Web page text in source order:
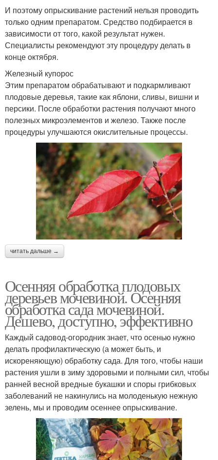
И поэтому опрыскивание растений нельзя проводить
только одним препаратом. Средство подбирается в
зависимости от того, какой результат нужен.
Специалисты рекомендуют эту процедуру делать в
конце октября.
Железный купорос
Этим препаратом обрабатывают и подкармливают
плодовые деревья, такие как яблони, сливы, вишни и
персики. После обработки растения получают много
полезных микроэлементов и железо. Также после
процедуры улучшаются окислительные процессы.
читать дальше →
Осенняя обработка плодовых
деревьев мочевиной. Осенняя
обработка сада мочевиной.
Дешево, доступно, эффективно
Каждый садовод-огородник знает, что осенью нужно
делать профилактическую (а может быть, и
искореняющую) обработку сада. Для того, чтобы наши
растения ушли в зиму здоровыми и полными сил, чтобы
ранней весной вредные букашки и споры грибковых
заболеваний не накинулись на молоденькую нежную
зелень, мы и проводим осеннее опрыскивание.